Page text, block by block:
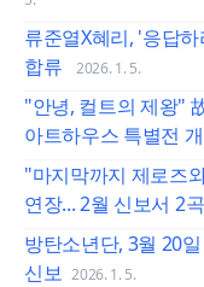
류준열X혜리, '응답
합류
2026. 1. 5.
"안녕, 컬트의 제왕"
아트하우스 특별전
"마지막까지 제로즈
연장... 2월 신보서 2
방탄소년단, 3월 20
신보 2026. 1. 5.